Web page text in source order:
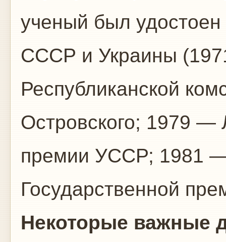
ученый был
СССР и Украины
Республиканской
Островского; 1979 —
премии УССР; 1981
Государственной
Некоторые важные